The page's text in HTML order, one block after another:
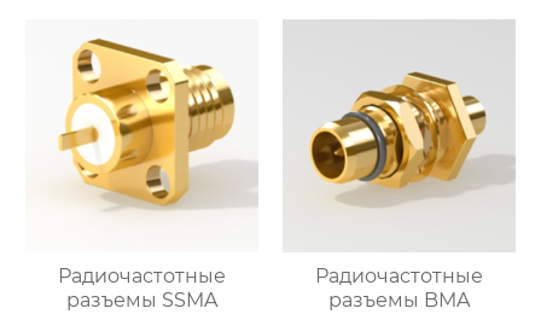
Радиочастотные
разъемы SSMA
Радиочастотные
разъемы BMA